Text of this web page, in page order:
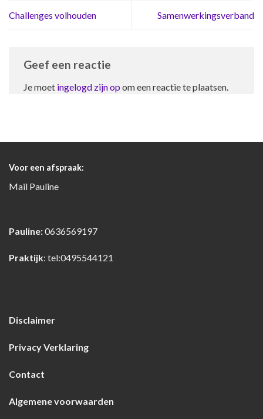
Challenges volhouden Samenwerkingsverband
Geef een reactie
Je moet ingelogd zijn op om een reactie te plaatsen.
Voor een afspraak:
Mail Pauline
Pauline:0636569197
Praktijk: tel:0495544121
Disclaimer
Privacy Verklaring
Contact
Algemene voorwaarden